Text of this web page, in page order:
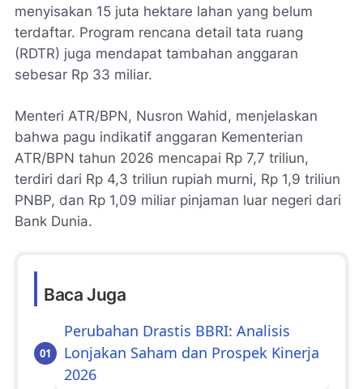
menyisakan 15 juta hektare lahan yang belum
terdaftar. Program rencana detail tata ruang
(RDTR) juga mendapat tambahan anggaran
sebesar Rp 33 miliar.
Menteri ATR/BPN, Nusron Wahid, menjelaskan
bahwa pagu indikatif anggaran Kementerian
ATR/BPN tahun 2026 mencapai Rp 7,7 triliun,
terdiri dari Rp 4,3 triliun rupiah murni, Rp 1,9 triliun
PNBP, dan Rp 1,09 miliar pinjaman luar negeri dari
Bank Dunia.
Baca Juga
Perubahan Drastis BBRI: Analisis
Lonjakan Saham dan Prospek Kinerja
2026